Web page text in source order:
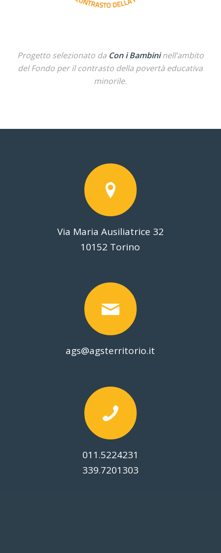
Progetto selezionato da Con i Bambininell’ambito
del Fondo per il contrasto della povertà educativa
minorile.
Via Maria Ausiliatrice 32
10152 Torino
ags@agsterritorio.it
011.5224231
339.7201303